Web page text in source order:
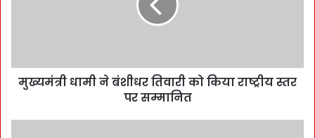
मुख्यमंत्री धामी ने बंशीधर तिवारी को किया राष्ट्रीय स्तर
पर सम्मानित